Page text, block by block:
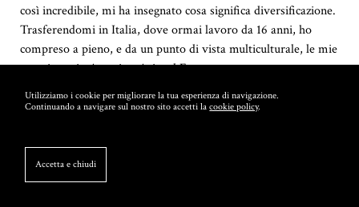
così incredibile, mi ha insegnato cosa significa diversificazione.
Trasferendomi in Italia, dove ormai lavoro da 16 anni, ho
compreso a pieno, e da un punto di vista multiculturale, le mie
esperienze in America, Asia ed Europa.
Oggi vivo a Recanati, un antico borgo medievale nel cuore
Motivo per il quale, tra il lavoro e i viaggi, mi ritaglio dei
momenti speciali per apprezzare quello che ho con mio marito
Utilizziamo i cookie per migliorare la tua esperienza di navigazione.
Continuando a navigare sul nostro sito accetti lacookie policy.
Accetta e chiudi